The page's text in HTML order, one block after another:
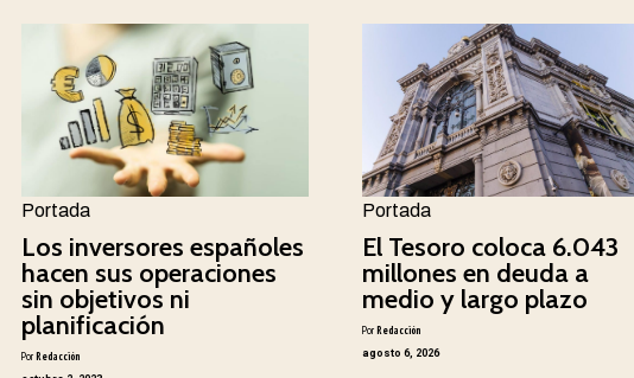
Portada
Los inversores españoles
hacen sus operaciones
sin objetivos ni
planificación
PorRedacción
Portada
El Tesoro coloca 6.043
millones en deuda a
medio y largo plazo
PorRedacción
agosto 6, 2026